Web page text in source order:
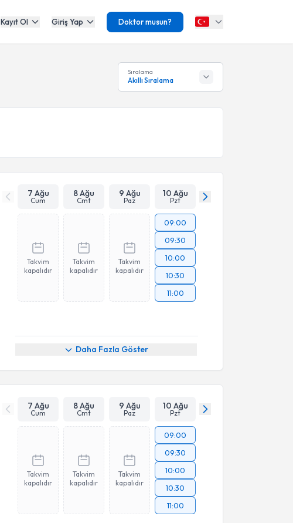
Kayıt Ol Giriş Yap Doktor musun?
Sıralama
Akıllı Sıralama
7 Ağu
Cum
8 Ağu
Cmt
9 Ağu
Paz
10 Ağu
Pzt
Takvim
kapalıdır
Takvim
kapalıdır
Takvim
kapalıdır
09:00
09:30
10:00
10:30
11:00
Daha Fazla Göster
7 Ağu
Cum
8 Ağu
Cmt
9 Ağu
Paz
10 Ağu
Pzt
Takvim
kapalıdır
Takvim
kapalıdır
Takvim
kapalıdır
09:00
09:30
10:00
10:30
11:00